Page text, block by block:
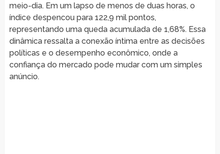
meio-dia. Em um lapso de menos de duas horas, o
índice despencou para 122,9 mil pontos,
representando uma queda acumulada de 1,68%. Essa
dinâmica ressalta a conexão íntima entre as decisões
políticas e o desempenho econômico, onde a
confiança do mercado pode mudar com um simples
anúncio.